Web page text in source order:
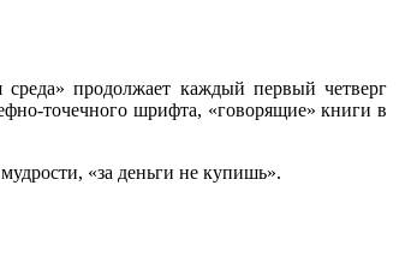
продолжает каждый первый четверг
точечного шрифта, «говорящие» книги в
«за деньги не купишь».